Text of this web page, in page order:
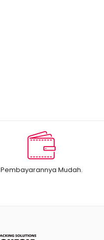
Pembayarannya Mudah.